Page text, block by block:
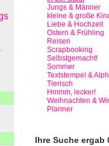
Jungs & Männer
kleine & große
Liebe & Hochzeit
Ostern & Frühling
Reisen
Scrapbooking
Selbstgemacht!
Sommer
Textstempel &
Tierisch
Hmmm, lecker!
Weihnachten &
Planner
Ihre Suche ergab